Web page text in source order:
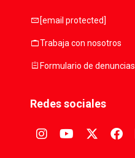
mail [email protected]
workTrabaja con nosotros
assignmentFormulario de denuncias
Redes sociales